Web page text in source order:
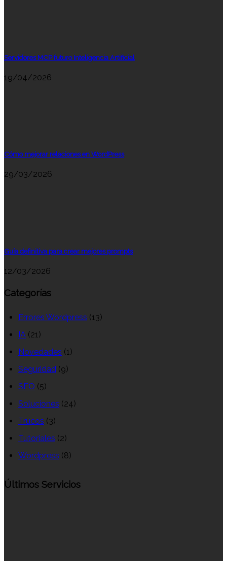
Servidores MCP futuro Inteligencia Artificial
19/04/2026
Cómo mejorar relaciones en WordPress
29/03/2026
Guía definitiva para crear mejores prompts
12/03/2026
Categorías
Errores Wordpress (13)
IA (21)
Novedades (1)
Seguridad (9)
SEO (5)
Soluciones (24)
Trucos (3)
Tutoriales (2)
Wordpress (8)
Últimos Servicios